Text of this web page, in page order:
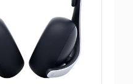
Tam olarak
maksimum